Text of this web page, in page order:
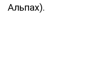
Альпах).